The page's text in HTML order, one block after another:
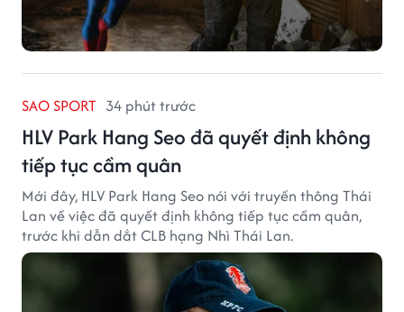
SAO SPORT 34 phút trước
HLV Park Hang Seo đã quyết định không
tiếp tục cầm quân
Mới đây, HLV Park Hang Seo nói với truyền thông Thái
Lan về việc đã quyết định không tiếp tục cầm quân,
trước khi dẫn dắt CLB hạng Nhì Thái Lan.